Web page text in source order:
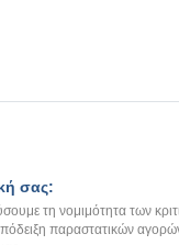
σας:
τη νομιμότητα των
παραστατικών